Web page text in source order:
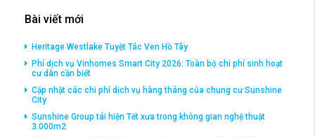
Bài viết mới
Heritage Westlake Tuyệt Tác Ven Hồ Tây
Phí dịch vụ Vinhomes Smart City 2026: Toàn bộ chi phí sinh hoạt
cư dân cần biết
Cập nhật các chi phí dịch vụ hàng tháng của chung cư Sunshine
City
Sunshine Group tái hiện Tết xưa trong không gian nghệ thuật
3.000m2